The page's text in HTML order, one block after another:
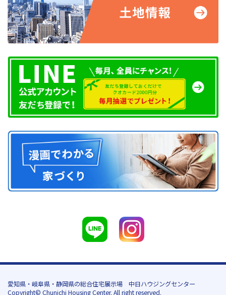
愛知県・岐阜県・静岡県の総合住宅展示場 中日ハウジングセンター
Copyright© Chunichi Housing Center. All right reserved.